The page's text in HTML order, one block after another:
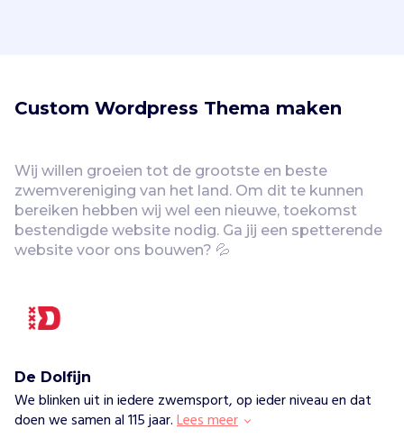
Custom Wordpress Thema maken
Wij willen groeien tot de grootste en beste
zwemvereniging van het land. Om dit te kunnen
bereiken hebben wij wel een nieuwe, toekomst
bestendigde website nodig. Ga jij een spetterende
website voor ons bouwen? 💦
De Dolfijn
We blinken uit in iedere zwemsport, op ieder niveau en dat
doen we samen al 115 jaar.Lees meer